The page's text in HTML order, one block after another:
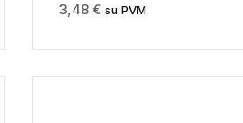
3,48 € su PVM